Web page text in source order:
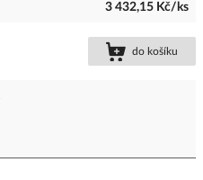
3 432,15 Kč/ks
do košíku